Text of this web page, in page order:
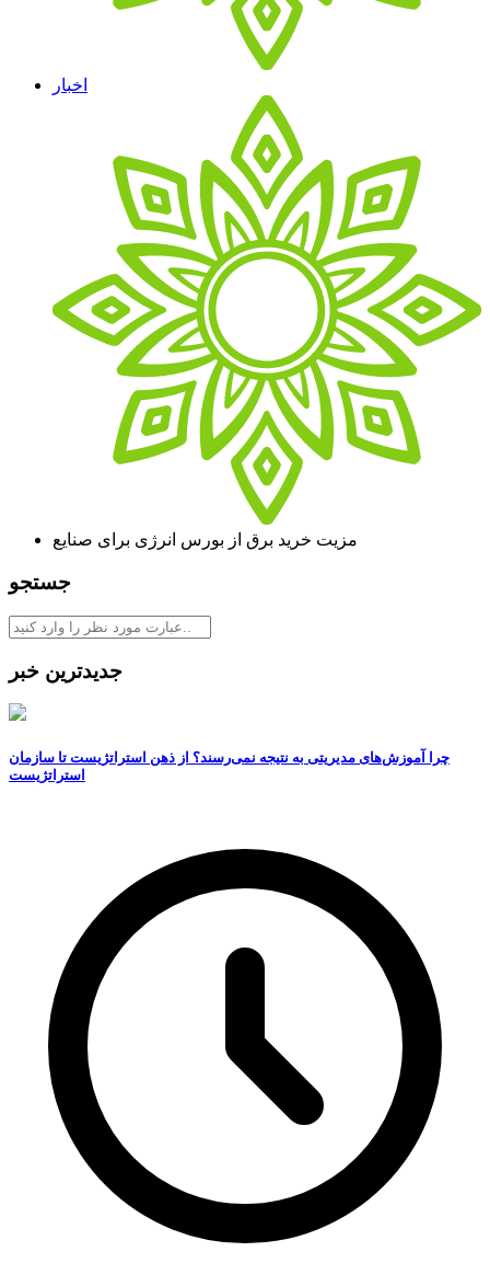
اخبار
مزیت خرید برق از بورس انرژی برای صنایع
جستجو
جدیدترین خبر
چرا آموزش‌های مدیریتی به نتیجه نمی‌رسند؟ از ذهن استراتژیست تا سازمان
استراتژیست